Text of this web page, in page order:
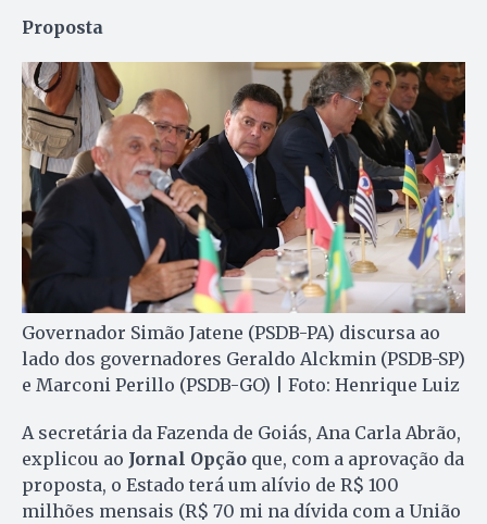
Proposta
Governador Simão Jatene (PSDB-PA) discursa ao
lado dos governadores Geraldo Alckmin (PSDB-SP)
e Marconi Perillo (PSDB-GO) | Foto: Henrique Luiz
A secretária da Fazenda de Goiás, Ana Carla Abrão,
explicou ao Jornal Opção que, com a aprovação da
proposta, o Estado terá um alívio de R$ 100
milhões mensais (R$ 70 mi na dívida com a União